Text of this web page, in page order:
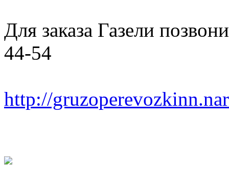
Для заказа Газели
44-54
http://